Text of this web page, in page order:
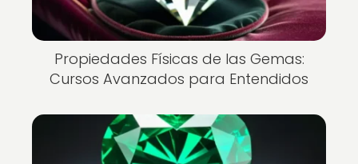
Propiedades Físicas de las Gemas:
Cursos Avanzados para Entendidos